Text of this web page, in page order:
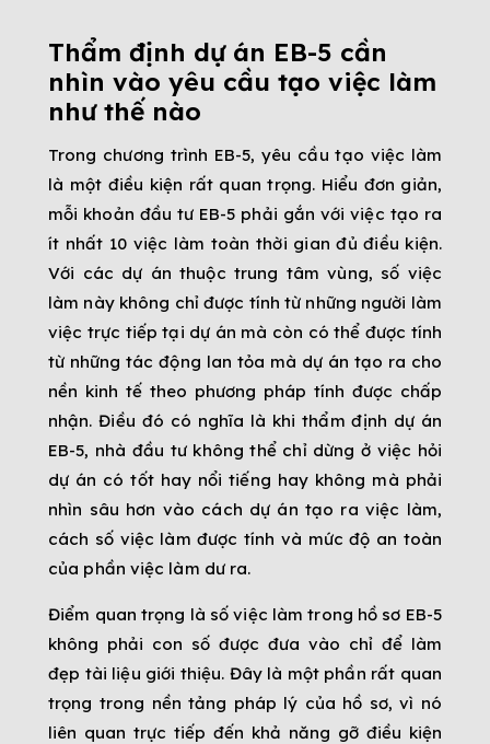
Thẩm định dự án EB-5 cần
nhìn vào yêu cầu tạo việc làm
như thế nào
Trong chương trình EB-5, yêu cầu tạo việc làm
là một điều kiện rất quan trọng. Hiểu đơn giản,
mỗi khoản đầu tư EB-5 phải gắn với việc tạo ra
ít nhất 10 việc làm toàn thời gian đủ điều kiện.
Với các dự án thuộc trung tâm vùng, số việc
làm này không chỉ được tính từ những người làm
việc trực tiếp tại dự án mà còn có thể được tính
từ những tác động lan tỏa mà dự án tạo ra cho
nền kinh tế theo phương pháp tính được chấp
nhận. Điều đó có nghĩa là khi thẩm định dự án
EB-5, nhà đầu tư không thể chỉ dừng ở việc hỏi
dự án có tốt hay nổi tiếng hay không mà phải
nhìn sâu hơn vào cách dự án tạo ra việc làm,
cách số việc làm được tính và mức độ an toàn
của phần việc làm dư ra.
Điểm quan trọng là số việc làm trong hồ sơ EB-5
không phải con số được đưa vào chỉ để làm
đẹp tài liệu giới thiệu. Đây là một phần rất quan
trọng trong nền tảng pháp lý của hồ sơ, vì nó
liên quan trực tiếp đến khả năng gỡ điều kiện